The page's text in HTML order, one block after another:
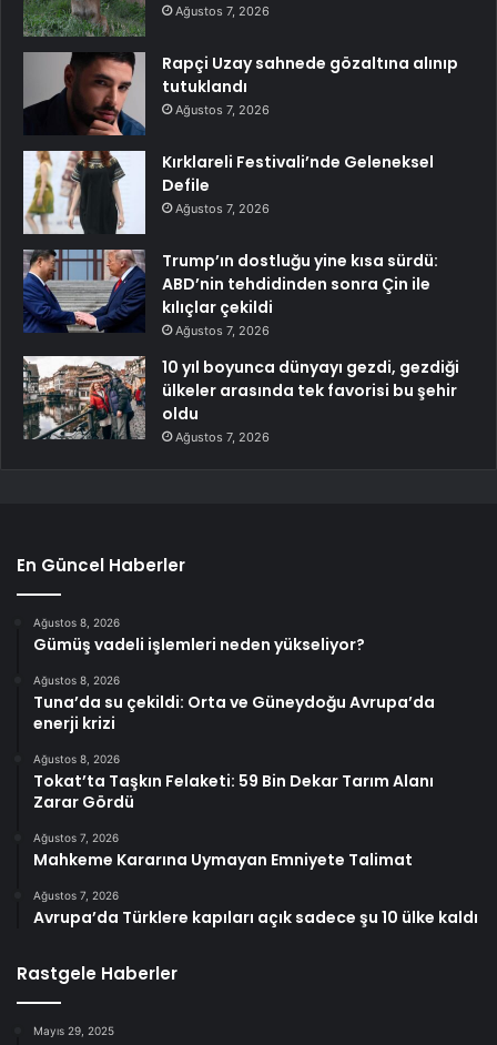
Ağustos 7, 2026
Rapçi Uzay sahnede gözaltına alınıp
tutuklandı
Ağustos 7, 2026
Kırklareli Festivali’nde Geleneksel
Defile
Ağustos 7, 2026
Trump’ın dostluğu yine kısa sürdü:
ABD’nin tehdidinden sonra Çin ile
kılıçlar çekildi
Ağustos 7, 2026
10 yıl boyunca dünyayı gezdi, gezdiği
ülkeler arasında tek favorisi bu şehir
oldu
Ağustos 7, 2026
En Güncel Haberler
Ağustos 8, 2026
Gümüş vadeli işlemleri neden yükseliyor?
Ağustos 8, 2026
Tuna’da su çekildi: Orta ve Güneydoğu Avrupa’da
enerji krizi
Ağustos 8, 2026
Tokat’ta Taşkın Felaketi: 59 Bin Dekar Tarım Alanı
Zarar Gördü
Ağustos 7, 2026
Mahkeme Kararına Uymayan Emniyete Talimat
Ağustos 7, 2026
Avrupa’da Türklere kapıları açık sadece şu 10 ülke kaldı
Rastgele Haberler
Mayıs 29, 2025